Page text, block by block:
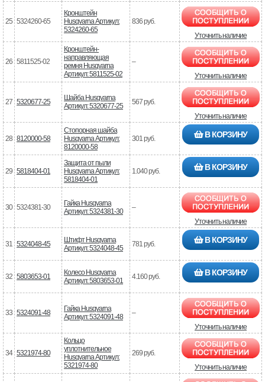
25 5324260-65
Кронштейн
Husqvarna Артикул:
5324260-65
836 руб.
Уточнить наличие
26 5811525-02
Кронштейн-
направляющая
ремня Husqvarna
Артикул: 5811525-02
–
Уточнить наличие
27 5320677-25
Шайба Husqvarna
Артикул: 5320677-25
567 руб.
Уточнить наличие
28 8120000-58
Стопорная шайба
Husqvarna Артикул:
8120000-58
301 руб. В КОРЗИНУ
29 5818404-01
Защита от пыли
Husqvarna Артикул:
5818404-01
1.040 руб. В КОРЗИНУ
30 5324381-30
Гайка Husqvarna
Артикул: 5324381-30
–
Уточнить наличие
31 5324048-45
Штифт Husqvarna
Артикул: 5324048-45
781 руб. В КОРЗИНУ
32 5803653-01
Колесо Husqvarna
Артикул: 5803653-01
4.160 руб. В КОРЗИНУ
33 5324091-48
Гайка Husqvarna
Артикул: 5324091-48
–
Уточнить наличие
34 5321974-80
Кольцо
уплотнительное
Husqvarna Артикул:
5321974-80
269 руб.
Уточнить наличие